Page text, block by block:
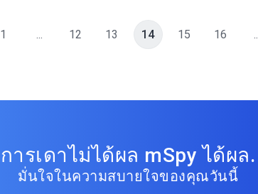
1 ... 12 13 14 15 16
การเดาไม่ได้ผล mSpy ได้ผล.
มั่นใจในความสบายใจของคุณวันนี้